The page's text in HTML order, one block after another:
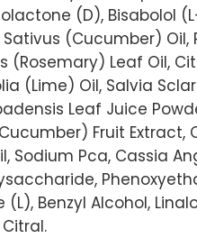
(D), Bisabolol
(Cucumber) Oil,
(Rosemary) Leaf Oil,
(Lime) Oil, Salvia
Leaf Juice
Fruit Extract,
Sodium Pca, Cassia
(L), Benzyl Alcohol,